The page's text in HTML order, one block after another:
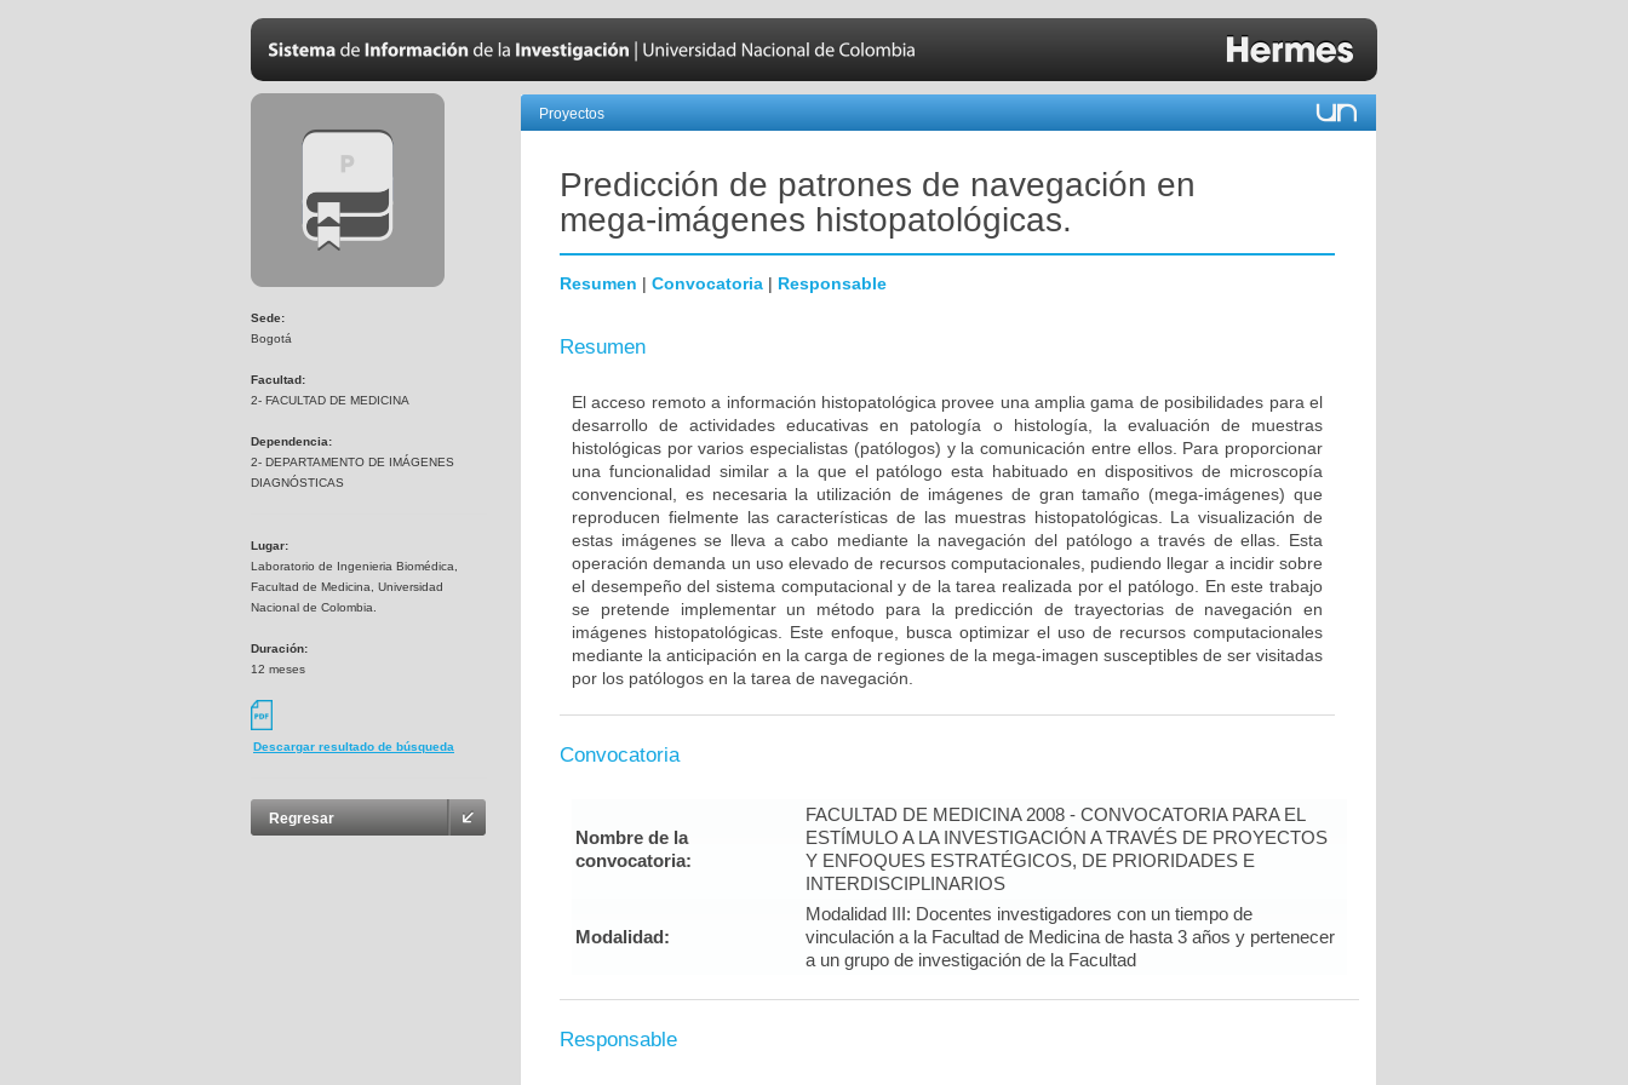
Sede:
Bogotá
Facultad:
2- FACULTAD DE MEDICINA
Dependencia:
2- DEPARTAMENTO DE IMÁGENES
DIAGNÓSTICAS
Lugar:
Laboratorio de Ingenieria Biomédica,
Facultad de Medicina, Universidad
Nacional de Colombia.
Duración:
12 meses
Descargar resultado de búsqueda
Regresar
Proyectos
Predicción de patrones de navegación en
mega-imágenes histopatológicas.
Resumen | Convocatoria | Responsable
Resumen
El acceso remoto a información histopatológica provee una amplia gama de posibilidades para el
desarrollo de actividades educativas en patología o histología, la evaluación de muestras
histológicas por varios especialistas (patólogos) y la comunicación entre ellos. Para proporcionar
una funcionalidad similar a la que el patólogo esta habituado en dispositivos de microscopía
convencional, es necesaria la utilización de imágenes de gran tamaño (mega-imágenes) que
reproducen fielmente las características de las muestras histopatológicas. La visualización de
estas imágenes se lleva a cabo mediante la navegación del patólogo a través de ellas. Esta
operación demanda un uso elevado de recursos computacionales, pudiendo llegar a incidir sobre
el desempeño del sistema computacional y de la tarea realizada por el patólogo. En este trabajo
se pretende implementar un método para la predicción de trayectorias de navegación en
imágenes histopatológicas. Este enfoque, busca optimizar el uso de recursos computacionales
mediante la anticipación en la carga de regiones de la mega-imagen susceptibles de ser visitadas
por los patólogos en la tarea de navegación.
Convocatoria
Nombre de la
convocatoria:
FACULTAD DE MEDICINA 2008 - CONVOCATORIA PARA EL
ESTÍMULO A LA INVESTIGACIÓN A TRAVÉS DE PROYECTOS
Y ENFOQUES ESTRATÉGICOS, DE PRIORIDADES E
INTERDISCIPLINARIOS
Modalidad:
Modalidad III: Docentes investigadores con un tiempo de
vinculación a la Facultad de Medicina de hasta 3 años y pertenecer
a un grupo de investigación de la Facultad
Responsable